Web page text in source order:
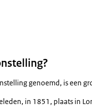
Expo Osaka 2025
genoemd, is een
in 1851, plaats in